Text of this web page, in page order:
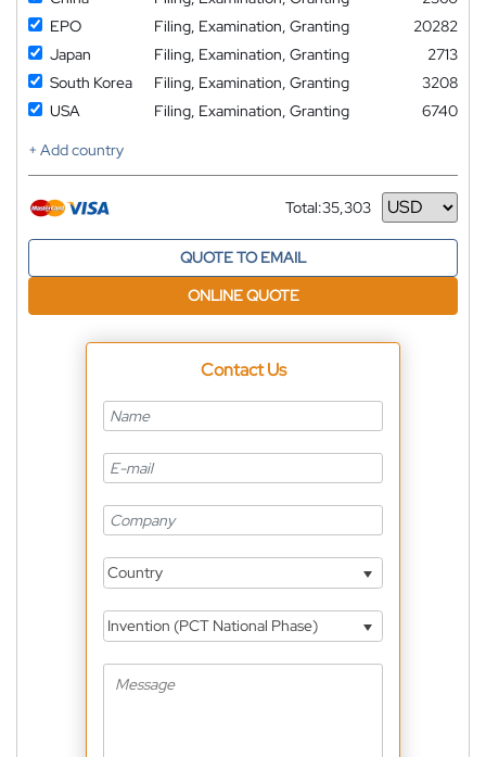
EPO
Filing, Examination, Granting
20282
Japan
Filing, Examination, Granting
2713
South Korea
Filing, Examination, Granting
3208
USA
Filing, Examination, Granting
6740
+ Add country
Total:35,303
Currency
QUOTE TO EMAIL
ONLINE QUOTE
Contact Us
Country
Invention (PCT National Phase)